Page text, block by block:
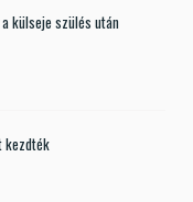
külseje szülés után
kezdték